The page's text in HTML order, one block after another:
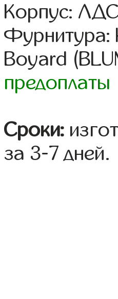
Корпус:
Фурнитура:
Boyard
предоплаты
Сроки:
за 3-7 дней.